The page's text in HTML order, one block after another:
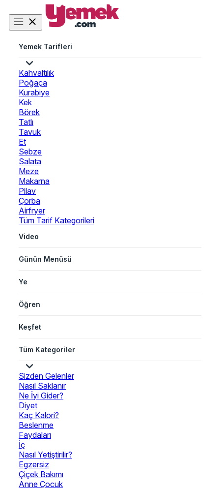
Yemek Tarifleri
Kahvaltılık
Poğaça
Kurabiye
Kek
Börek
Tatlı
Tavuk
Et
Sebze
Salata
Meze
Makarna
Pilav
Çorba
Airfryer
Tüm Tarif Kategorileri
Video
Günün Menüsü
Ye
Öğren
Keşfet
Tüm Kategoriler
Sizden Gelenler
Nasıl Saklanır
Ne İyi Gider?
Diyet
Kaç Kalori?
Beslenme
Faydaları
İç
Nasıl Yetiştirilir?
Egzersiz
Çiçek Bakımı
Anne Çocuk